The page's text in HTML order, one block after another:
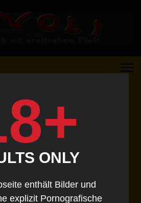
ONLY
enthält Bilder und
explizit Pornografische